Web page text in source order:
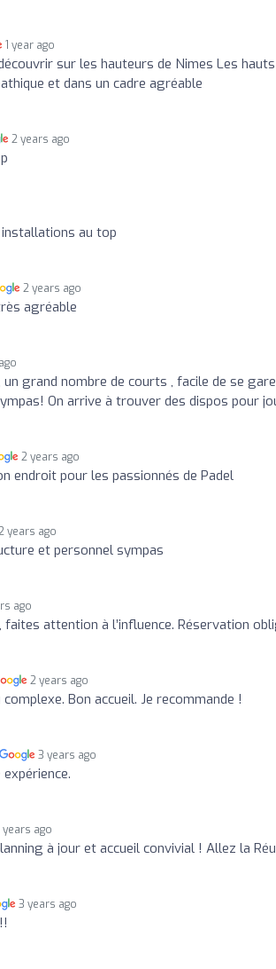
1 year ago
sur les hauteurs de Nimes Les
et dans un cadre agréable
2 years ago
au top
2 years ago
agréable
un grand nombre de courts , facile de se
On arrive à trouver des dispos pour
2 years ago
endroit pour les passionnés de Padel
years ago
et personnel sympas
ago
faites attention à l’influence. Réservation
2 years ago
Bon accueil. Je recommande !
3 years ago
years ago
à jour et accueil convivial ! Allez la
3 years ago